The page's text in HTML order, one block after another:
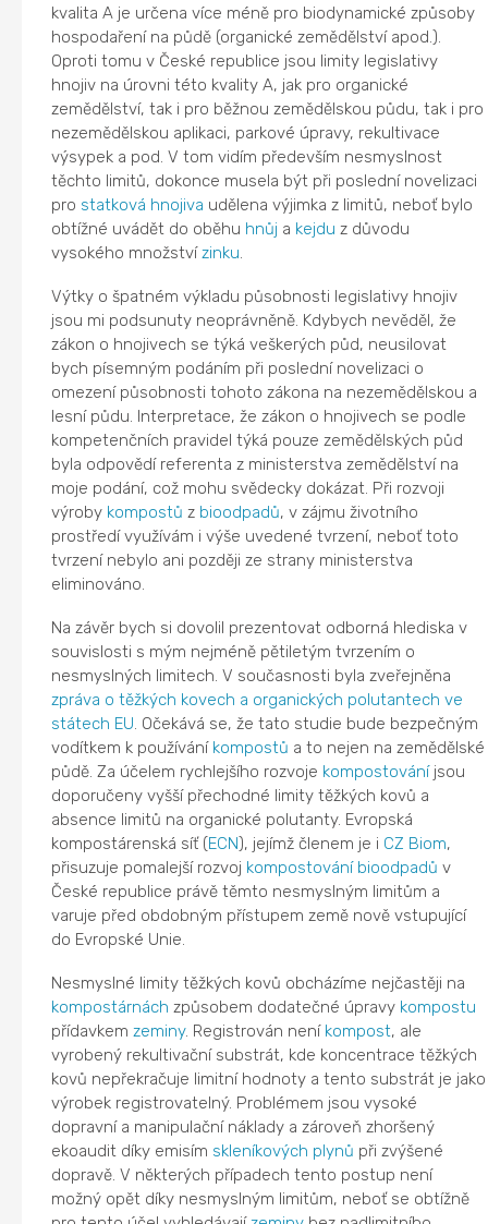
kvalita A je určena více méně pro biodynamické způsoby
hospodaření na půdě (organické zemědělství apod.).
Oproti tomu v České republice jsou limity legislativy
hnojiv na úrovni této kvality A, jak pro organické
zemědělství, tak i pro běžnou zemědělskou půdu, tak i pro
nezemědělskou aplikaci, parkové úpravy, rekultivace
výsypek a pod. V tom vidím především nesmyslnost
těchto limitů, dokonce musela být při poslední novelizaci
pro statková hnojiva udělena výjimka z limitů, neboť bylo
obtížné uvádět do oběhu hnůj a kejdu z důvodu
vysokého množstvízinku.
Výtky o špatném výkladu působnosti legislativy hnojiv
jsou mi podsunuty neoprávněně. Kdybych nevěděl, že
zákon o hnojivech se týká veškerých půd, neusilovat
bych písemným podáním při poslední novelizaci o
omezení působnosti tohoto zákona na nezemědělskou a
lesní půdu. Interpretace, že zákon o hnojivech se podle
kompetenčních pravidel týká pouze zemědělských půd
byla odpovědí referenta z ministerstva zemědělství na
moje podání, což mohu svědecky dokázat. Při rozvoji
výroby kompostů z bioodpadů, v zájmu životního
prostředí využívám i výše uvedené tvrzení, neboť toto
tvrzení nebylo ani později ze strany ministerstva
eliminováno.
Na závěr bych si dovolil prezentovat odborná hlediska v
souvislosti s mým nejméně pětiletým tvrzením o
nesmyslných limitech. V současnosti byla zveřejněna
zpráva o těžkých kovech a organických polutantech ve
státech EU. Očekává se, že tato studie bude bezpečným
vodítkem k používání kompostů a to nejen na zemědělské
půdě. Za účelem rychlejšího rozvoje kompostováníjsou
doporučeny vyšší přechodné limity těžkých kovů a
absence limitů na organické polutanty. Evropská
kompostárenská síť (ECN), jejímž členem je i CZ Biom,
přisuzuje pomalejší rozvoj kompostování bioodpadů v
České republice právě těmto nesmyslným limitům a
varuje před obdobným přístupem země nově vstupující
do Evropské Unie.
Nesmyslné limity těžkých kovů obcházíme nejčastěji na
kompostárnách způsobem dodatečné úpravy kompostu
přídavkemzeminy. Registrován není kompost, ale
vyrobený rekultivační substrát, kde koncentrace těžkých
kovů nepřekračuje limitní hodnoty a tento substrát je jako
výrobek registrovatelný. Problémem jsou vysoké
dopravní a manipulační náklady a zároveň zhoršený
ekoaudit díky emisím skleníkových plynů při zvýšené
dopravě. V některých případech tento postup není
možný opět díky nesmyslným limitům, neboť se obtížně